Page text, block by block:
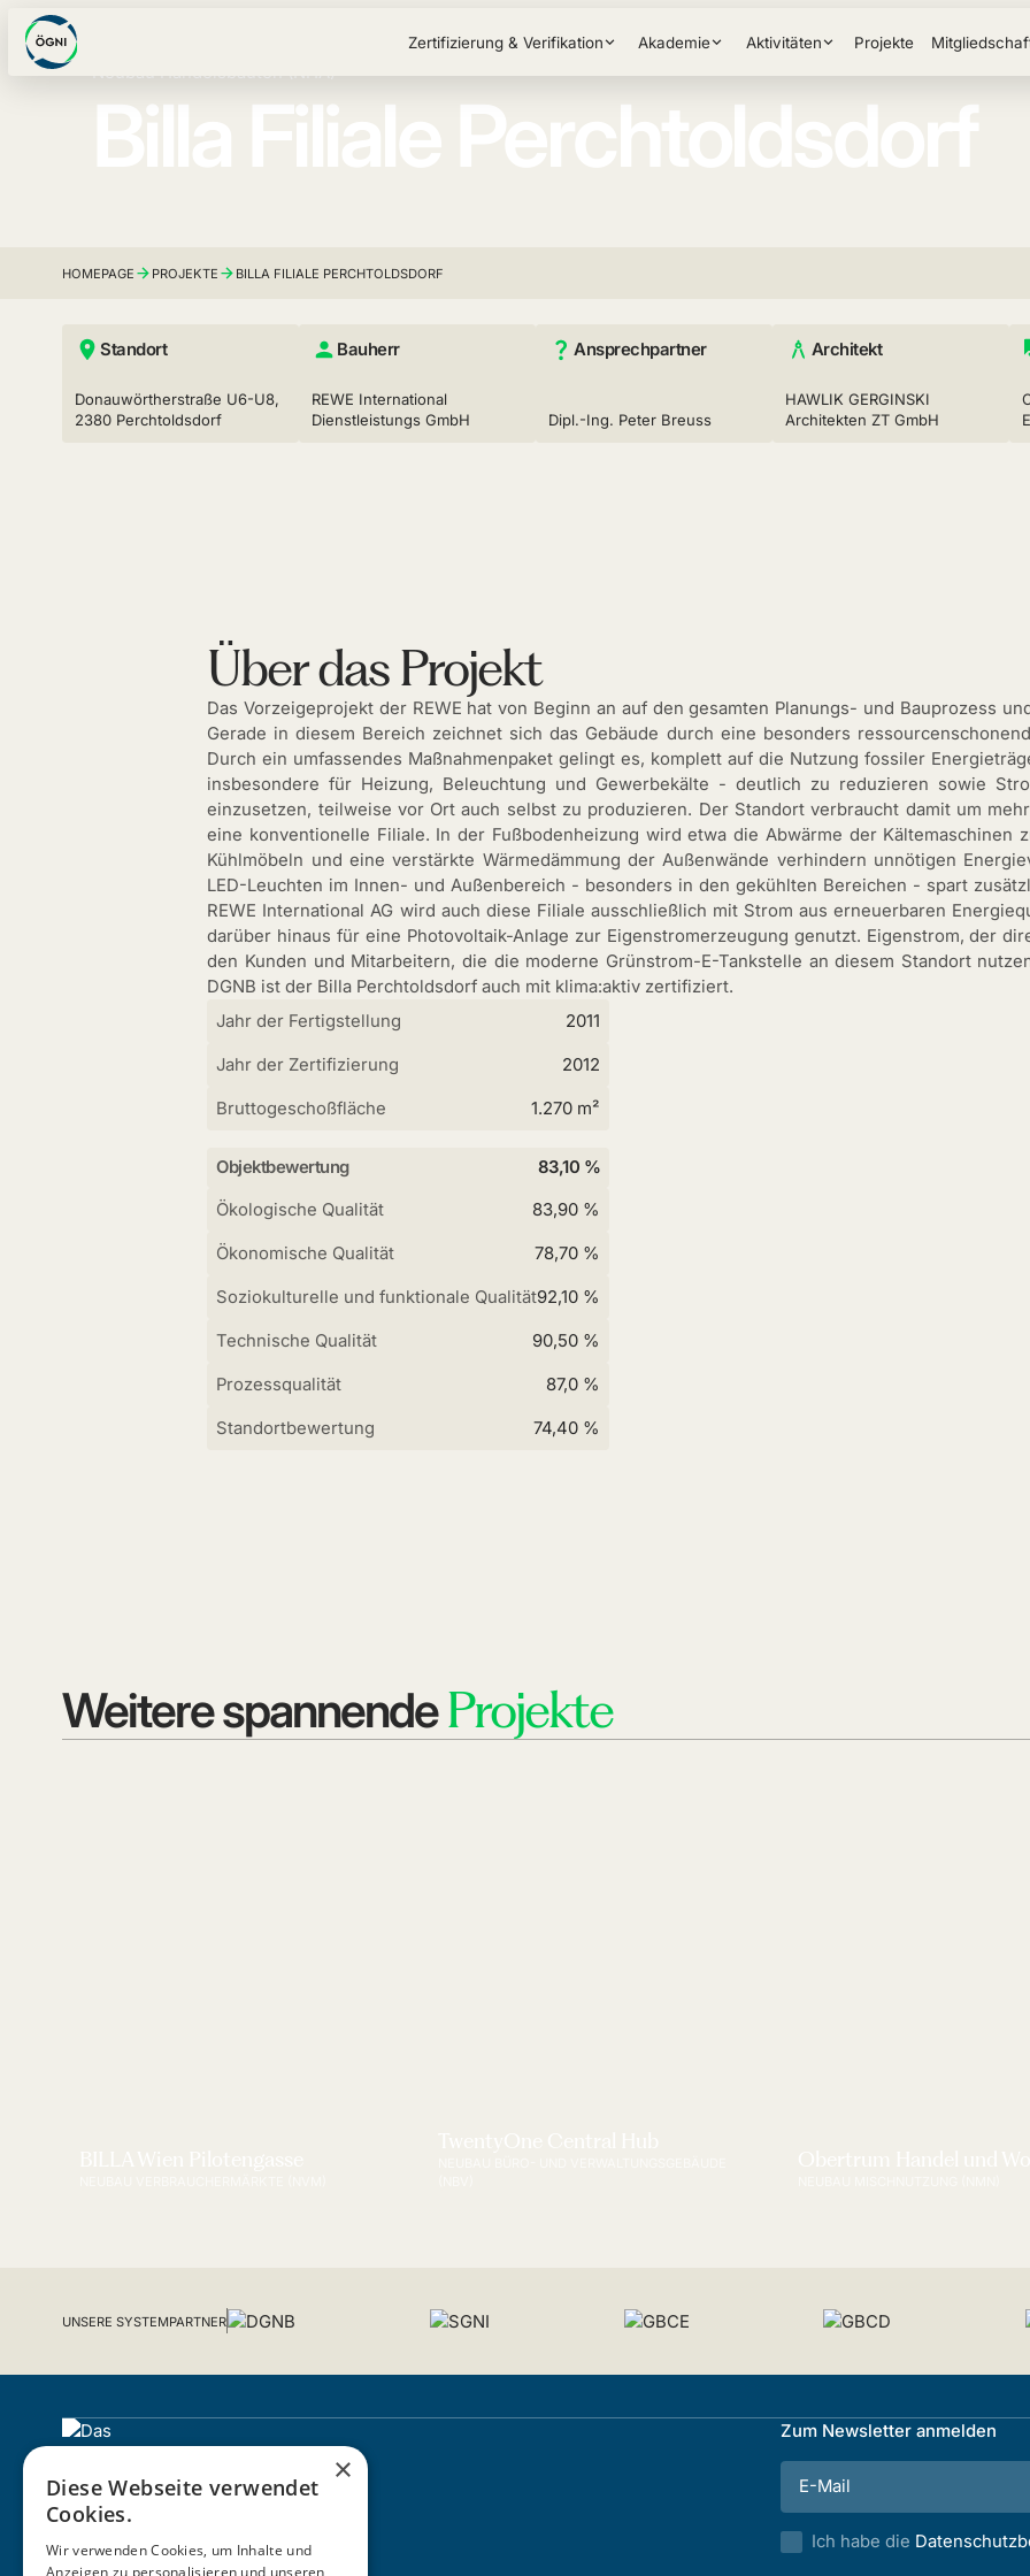
Zertifizierung & Verifikation Akademie Aktivitäten Projekte
Neubau Handelsbauten (NHA)
Billa Filiale Perchtoldsdorf
HOMEPAGE PROJEKTE BILLA FILIALE PERCHTOLDSDORF
Standort
Donauwörtherstraße U6-U8,
2380 Perchtoldsdorf
Bauherr
REWE International
Dienstleistungs GmbH
Ansprechpartner
Dipl.-Ing. Peter Breuss
Architekt
HAWLIK GERGINSKI
Architekten ZT GmbH
Über das Projekt
Das Vorzeigeprojekt der REWE hat von Beginn an auf den gesamten Planungs- und Bauprozess
Gerade in diesem Bereich zeichnet sich das Gebäude durch eine besonders
Durch ein umfassendes Maßnahmenpaket gelingt es, komplett auf die Nutzung fossiler
insbesondere für Heizung, Beleuchtung und Gewerbekälte - deutlich zu reduzieren sowie
einzusetzen, teilweise vor Ort auch selbst zu produzieren. Der Standort verbraucht damit um
eine konventionelle Filiale. In der Fußbodenheizung wird etwa die Abwärme der Kältemaschinen
Kühlmöbeln und eine verstärkte Wärmedämmung der Außenwände verhindern unnötigen
LED-Leuchten im Innen- und Außenbereich - besonders in den gekühlten Bereichen - spart
REWE International AG wird auch diese Filiale ausschließlich mit Strom aus erneuerbaren
darüber hinaus für eine Photovoltaik-Anlage zur Eigenstromerzeugung genutzt. Eigenstrom, der
den Kunden und Mitarbeitern, die die moderne Grünstrom-E-Tankstelle an diesem Standort
DGNB ist der Billa Perchtoldsdorf auch mit klima:aktiv zertifiziert.
Jahr der Fertigstellung
2011
Jahr der Zertifizierung 2012
Bruttogeschoßfläche 1.270 m²
Objektbewertung 83,10 %
Ökologische Qualität 83,90 %
Ökonomische Qualität 78,70 %
Soziokulturelle und funktionale Qualität92,10 %
Technische Qualität 90,50 %
Prozessqualität 87,0 %
Standortbewertung 74,40 %
Weitere spannendeProjekte
UNSERE SYSTEMPARTNER
Zum Newsletter anmelden
Ich habe die
×
Diese Webseite verwendet
Cookies.
Wir verwenden Cookies, um Inhalte und
Anzeigen zu personalisieren und unseren